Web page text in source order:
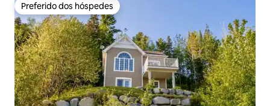
Preferido dos hóspedes
Preferido dos hóspedes